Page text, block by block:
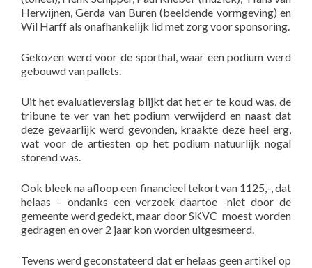
Herwijnen, Gerda van Buren (beeldende vormgeving) en
Wil Harff als onafhankelijk lid met zorg voor sponsoring.
Gekozen werd voor de sporthal, waar een podium werd
gebouwd van pallets.
Uit het evaluatieverslag blijkt dat het er te koud was, de
tribune te ver van het podium verwijderd en naast dat
deze gevaarlijk werd gevonden, kraakte deze heel erg,
wat voor de artiesten op het podium natuurlijk nogal
storend was.
Ook bleek na afloop een financieel tekort van 1125,–, dat
helaas – ondanks een verzoek daartoe -niet door de
gemeente werd gedekt, maar door SKVC moest worden
gedragen en over 2 jaar kon worden uitgesmeerd.
Tevens werd geconstateerd dat er helaas geen artikel op